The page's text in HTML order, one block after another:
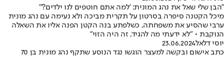
"הבן שלי שאל את נהג המונית: 'למה אתם חוטפים לנו ילדים?'"
מיכל הקטנה סיפרה בסרטון על תקרית מביכה ולא נעימה עם נהג מונית
ערבי שהסיע את משפחתה, כשלפתע בנה הקטן הפנה אליו את השאלה
הנוקבת • "לא ידעתי מה להגיד, זה היה הזוי"
יוסי דלאל23.06.2024
כתב אישום ובקשה למעצר הוגשו נגד הנוסע שתקף נהג מונית בן 70